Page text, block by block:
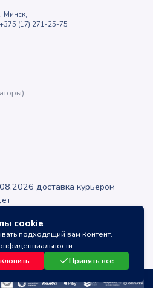
cookie
подходящий вам контент.
Принять все
Минск,
(17) 271-25-75
доставка курьером